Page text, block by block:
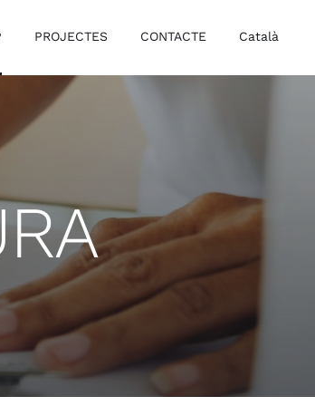
PROJECTES CONTACTE Català